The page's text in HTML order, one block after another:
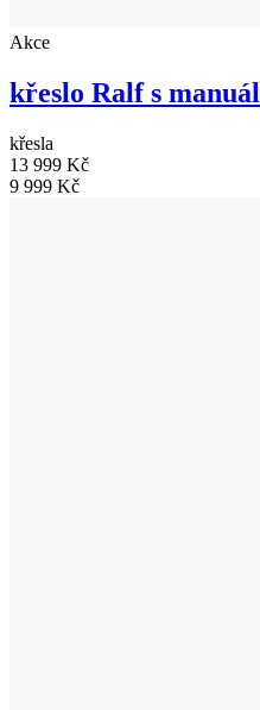
Akce
křeslo Ralf s
křesla
13 999 Kč
9 999 Kč